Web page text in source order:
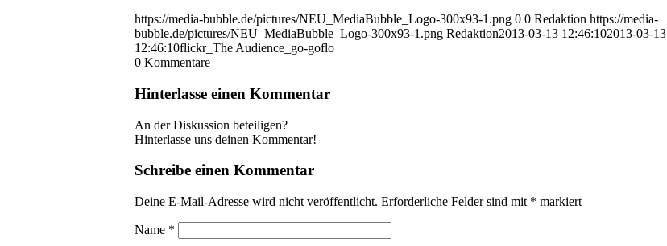
https://media-bubble.de/pictures/NEU_MediaBubble_Logo-300x93-1.png 0 0 Redaktion https://media-
bubble.de/pictures/NEU_MediaBubble_Logo-300x93-1.png Redaktion2013-03-13 12:46:102013-03-13
12:46:10flickr_The Audience_go-goflo
0 Kommentare
Hinterlasse einen Kommentar
An der Diskussion beteiligen?
Hinterlasse uns deinen Kommentar!
Schreibe einen Kommentar
Deine E-Mail-Adresse wird nicht veröffentlicht. Erforderliche Felder sind mit * markiert
Name *